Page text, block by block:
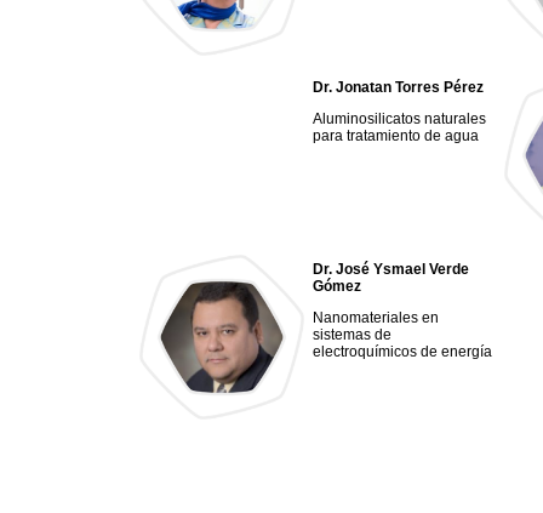
Dr. Jonatan Torres Pérez
Aluminosilicatos naturales
para tratamiento de agua
Dr. José Ysmael Verde
Gómez
Nanomateriales en
sistemas de
electroquímicos de energía